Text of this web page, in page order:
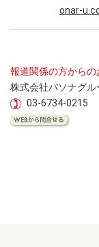
onar-
報道関係の方から
株式会社パソナグル
03-6734-0215